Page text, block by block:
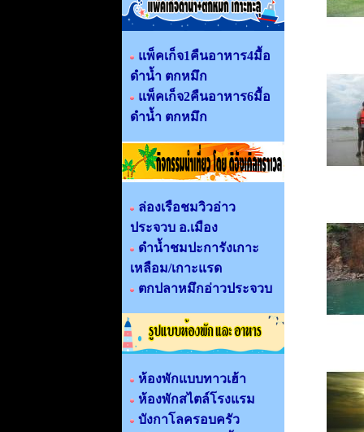
แพ็คเก็จ1คืนอาหาร4มื้อ
ดำน้ำ ตกหมึก
แพ็คเก็จ2คืนอาหาร6มื้อ
ดำน้ำ ตกหมึก
ล่องเรือชมวิวอ่าว
ประจวบ อ.เมือง
ดำน้ำชมปะการังเกาะ
เหลือม/เกาะแรด
ตกปลาหมึกอ่าวประจวบ
ห้องพักแบบทาวเฮ้า
ห้องพักสไตล์โรงแรม
บังกาโลครอบครัว